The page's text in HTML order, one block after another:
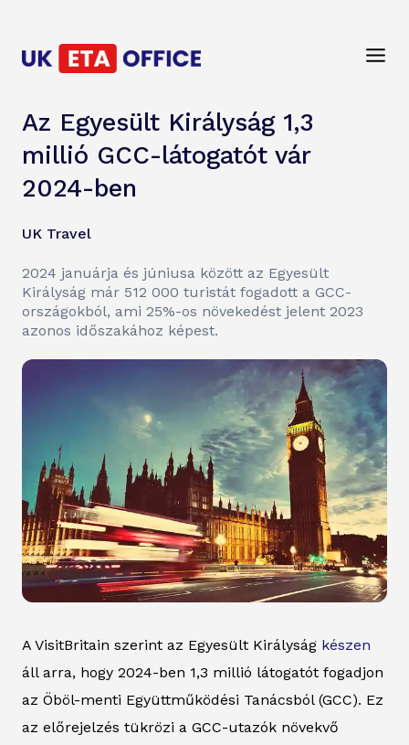
Az Egyesült Királyság 1,3
millió GCC-látogatót vár
2024-ben
UK Travel
2024 januárja és júniusa között az Egyesült
Királyság már 512 000 turistát fogadott a GCC-
országokból, ami 25%-os növekedést jelent 2023
azonos időszakához képest.
A VisitBritain szerint az Egyesült Királyság készen
áll arra, hogy 2024-ben 1,3 millió látogatót fogadjon
az Öböl-menti Együttműködési Tanácsból (GCC). Ez
az előrejelzés tükrözi a GCC-utazók növekvő